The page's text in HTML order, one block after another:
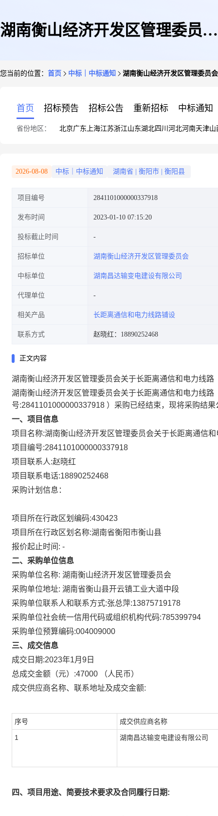
湖南衡山经济开发区管理委员会
交公告
您当前的位置： 首页 中标｜中标通知 湖南衡山经济开发区管理委员
首页 招标预告 招标公告 重新招标 中标通知
省份地区： 北京广东 上海江苏浙江山东湖北四川 河北河南天津山
2026-08-08 中标｜中标通知 湖南省 衡阳市 衡阳县
项目编号 2841101000000337918
发布时间 2023-01-10 07:15:20
投标截止时间
招标单位 湖南衡山经济开发区管理委员会
中标单位 湖南昌达输变电建设有限公司
代理单位
相关产品 长距离通信和电力线路铺设
联系方式 赵晓红：18890252468
正文内容
湖南衡山经济开发区管理委员会关于长距离通信和电力线
湖南衡山经济开发区管理委员会关于长距离通信和电力线
号:2841101000000337918 ）采购已经结束，现将采购结果
一、项目信息
项目名称:湖南衡山经济开发区管理委员会关于长距离通信
项目编号:2841101000000337918
项目联系人:赵晓红
项目联系电话:18890252468
采购计划信息：
项目所在行政区划编码:430423
项目所在行政区划名称:湖南省衡阳市衡山县
报价起止时间: -
二、采购单位信息
采购单位名称: 湖南衡山经济开发区管理委员会
采购单位地址: 湖南省衡山县开云镇工业大道中段
采购单位联系人和联系方式:张总萍:13875719178
采购单位社会统一信用代码或组织机构代码:785399794
采购单位预算编码:004009000
三、成交信息
成交日期:2023年1月9日
总成交金额（元）:47000 （人民币）
成交供应商名称、联系地址及成交金额:
序号 成交供应商名称
1 湖南昌达输变电建设有限公司
四、项目用途、简要技术要求及合同履行日期: